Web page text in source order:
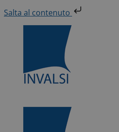
Salta al contenuto
al